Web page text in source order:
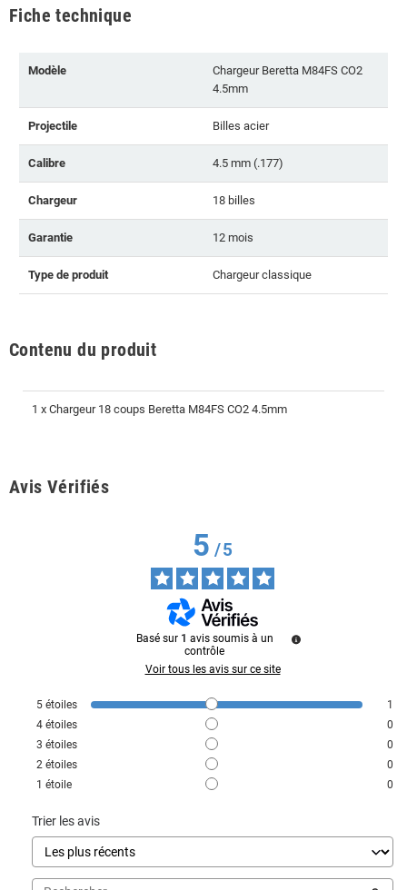
Fiche technique
Modèle
Chargeur Beretta M84FS CO2
4.5mm
Projectile Billes acier
Calibre 4.5 mm (.177)
Chargeur 18 billes
Garantie 12 mois
Type de produit Chargeur classique
Contenu du produit
1 x Chargeur 18 coups Beretta M84FS CO2 4.5mm
Avis Vérifiés
5/5
Basé sur 1 avis soumis à un
contrôle
Voir tous les avis sur ce site
5 étoiles
1
4 étoiles
0
3 étoiles
0
2 étoiles
0
1 étoile 0
Trier les avis